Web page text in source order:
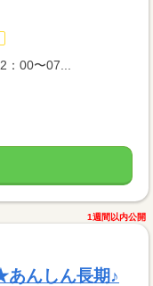
00〜07...
1週間以内公開
あんしん長期♪